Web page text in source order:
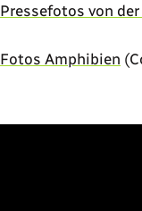
Pressefotos von der
Fotos Amphibien